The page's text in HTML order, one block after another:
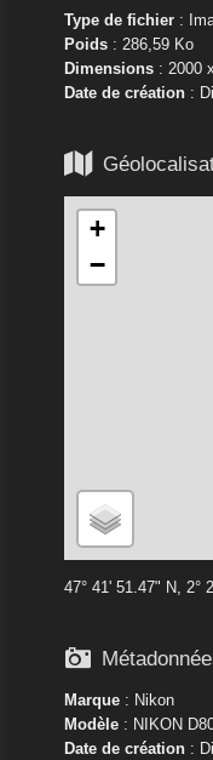
Type de fichier:
Poids: 286,59 Ko
Dimensions: 2000
Date de création:

+
−
47° 41' 51.47" N, 2°

Marque: Nikon
Modèle: NIKON
Date de création: